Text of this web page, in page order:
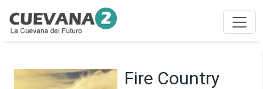
Fire Country